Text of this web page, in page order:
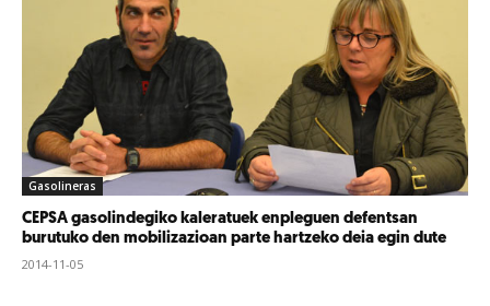
Gasolineras
CEPSA gasolindegiko kaleratuek enpleguen defentsan
burutuko den mobilizazioan parte hartzeko deia egin dute
2014-11-05